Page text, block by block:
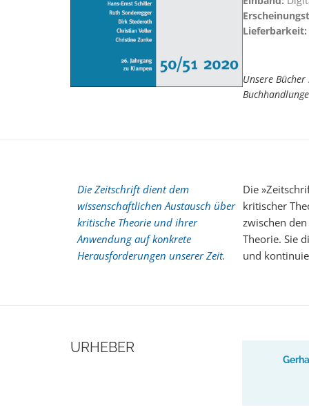
Lieferbarkeit:
Unsere
Die Zeitschrift dient dem
wissenschaftlichen Austausch über
kritische Theorie und ihrer
Anwendung auf konkrete
Herausforderungen unserer Zeit.
Die
kritischer
zwischen
Theorie. Sie
und
URHEBER